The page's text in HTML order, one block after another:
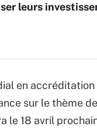
leurs
en
sur le thème
le 18 avril